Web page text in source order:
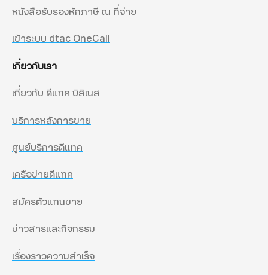
หนังสือรับรองหักภาษี ณ ที่จ่าย
เข้าระบบ dtac OneCall
เกี่ยวกับเรา
เกี่ยวกับ ดีแทค บิสิเนส
บริการหลังการขาย
ศูนย์บริการดีแทค
เครือข่ายดีแทค
สมัครตัวแทนขาย
ข่าวสารและกิจกรรม
เรื่องราวความสำเร็จ